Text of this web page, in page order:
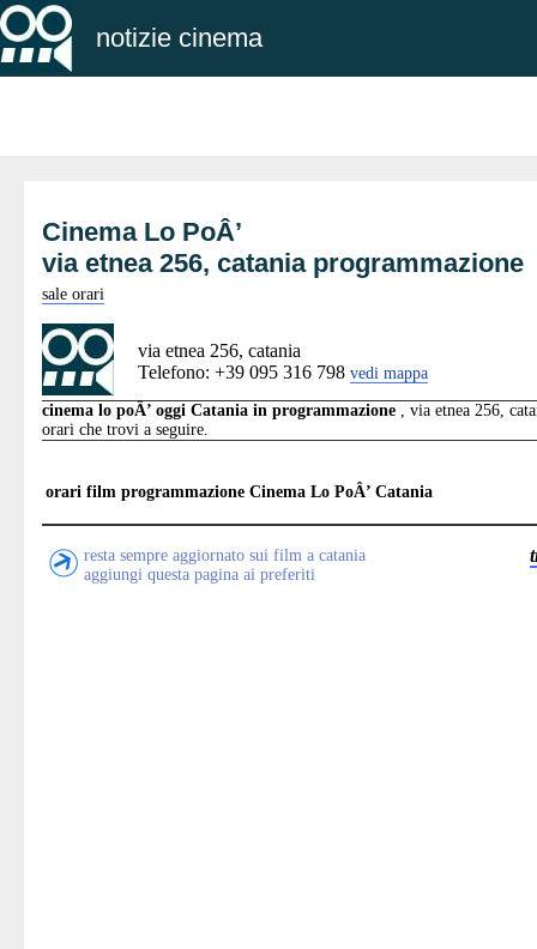
notizie cinema
Cinema Lo PoÂ’
via etnea 256, catania programmazione
sale orari
via etnea 256, catania
Telefono: +39 095 316 798 vedi mappa
cinema lo poÂ’ oggi Catania in programmazione , via etnea 256,
orari che trovi a seguire.
orari film programmazione Cinema Lo PoÂ’ Catania
resta sempre aggiornato sui film a catania
aggiungi questa pagina ai preferiti